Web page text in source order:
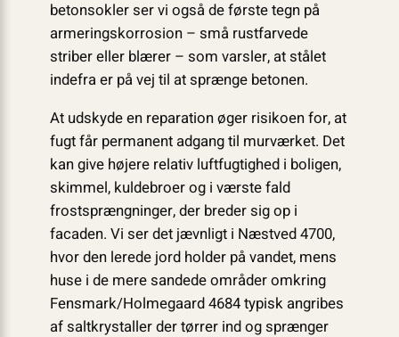
betonsokler ser vi også de første tegn på
armeringskorrosion – små rustfarvede
striber eller blærer – som varsler, at stålet
indefra er på vej til at sprænge betonen.
At udskyde en reparation øger risikoen for, at
fugt får permanent adgang til murværket. Det
kan give højere relativ luftfugtighed i boligen,
skimmel, kuldebroer og i værste fald
frostsprængninger, der breder sig op i
facaden. Vi ser det jævnligt i Næstved 4700,
hvor den lerede jord holder på vandet, mens
huse i de mere sandede områder omkring
Fensmark/Holmegaard 4684 typisk angribes
af saltkrystaller der tørrer ind og sprænger